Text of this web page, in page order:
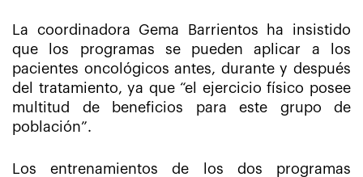
La coordinadora Gema Barrientos ha insistido
que los programas se pueden aplicar a los
pacientes oncológicos antes, durante y después
del tratamiento, ya que “el ejercicio físico posee
multitud de beneficios para este grupo de
población”.
Los entrenamientos de los dos programas